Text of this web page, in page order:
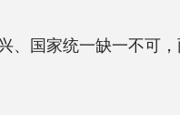
国家统一缺一不可